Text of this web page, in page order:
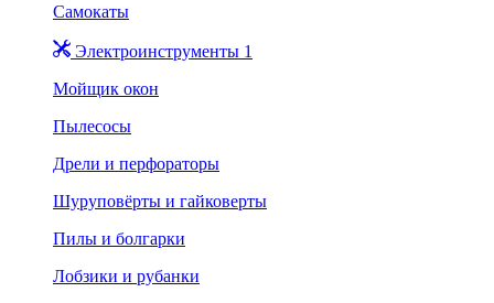
Самокаты
Электроинструменты 1
Мойщик окон
Пылесосы
Дрели и перфораторы
Шуруповёрты и гайковерты
Пилы и болгарки
Лобзики и рубанки